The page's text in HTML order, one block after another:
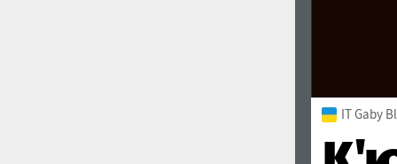
IT Gaby